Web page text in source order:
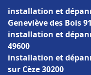
installation et
Geneviève des Bois
installation et
49600
installation et
sur Cèze 30200